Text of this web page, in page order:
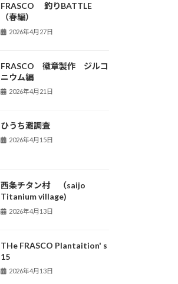
FRASCO 釣りBATTLE
（春編）
2026年4月27日
FRASCO 徽章製作 ジルコ
ニウム編
2026年4月21日
ひうち灘調査
2026年4月15日
西条チタン村 （saijo
Titanium village)
2026年4月13日
THe FRASCO Plantaition' s
15
2026年4月13日